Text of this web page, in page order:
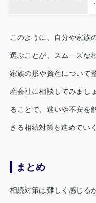
このように、自分や家族
選ぶことが、スムーズな
家族の形や資産について
産会社に相談してみまし
ることで、迷いや不安を
きる相続対策を進めてい
まとめ
相続対策は難しく感じる